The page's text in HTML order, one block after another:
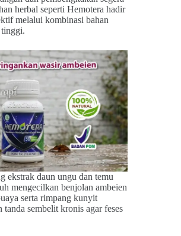
herbal seperti Hemotera hadir
melalui kombinasi bahan
ekstrak daun ungu dan temu
mengecilkan benjolan ambeien
serta rimpang kunyit
sembelit kronis agar feses